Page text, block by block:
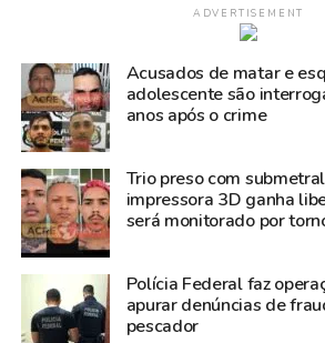
ADVERTISEMENT
Acusados de matar e
adolescente são
anos após o crime
Trio preso com
impressora 3D ganha
será monitorado por
Polícia Federal faz
apurar denúncias de
pescador